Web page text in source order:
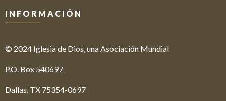
INFORMACIÓN
© 2024 Iglesia de Dios, una Asociación Mundial
P.O. Box 540697
Dallas, TX 75354-0697